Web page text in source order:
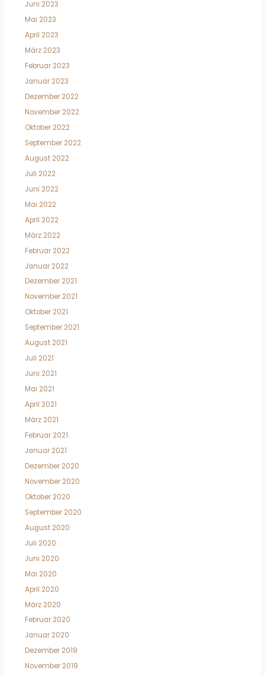
Juni 2023
Mai 2023
April 2023
März 2023
Februar 2023
Januar 2023
Dezember 2022
November 2022
Oktober 2022
September 2022
August 2022
Juli 2022
Juni 2022
Mai 2022
April 2022
März 2022
Februar 2022
Januar 2022
Dezember 2021
November 2021
Oktober 2021
September 2021
August 2021
Juli 2021
Juni 2021
Mai 2021
April 2021
März 2021
Februar 2021
Januar 2021
Dezember 2020
November 2020
Oktober 2020
September 2020
August 2020
Juli 2020
Juni 2020
Mai 2020
April 2020
März 2020
Februar 2020
Januar 2020
Dezember 2019
November 2019